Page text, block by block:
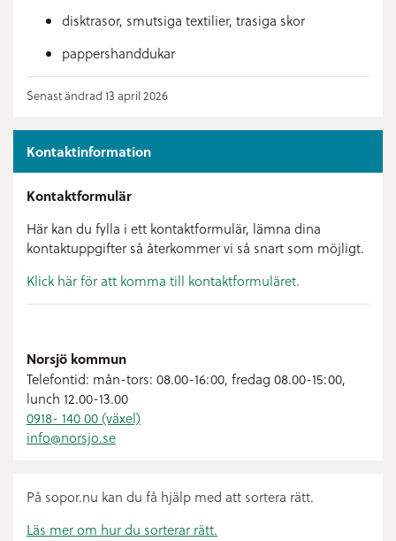
disktrasor, smutsiga textilier, trasiga skor
pappershanddukar
Senast ändrad 13 april 2026
Kontaktinformation
Kontaktformulär
Här kan du fylla i ett kontaktformulär, lämna dina
kontaktuppgifter så återkommer vi så snart som möjligt.
Klick här för att komma till kontaktformuläret.
Norsjö kommun
Telefontid: mån-tors: 08.00-16:00, fredag 08.00-15:00,
lunch 12.00-13.00
0918- 140 00 (växel)
info@norsjo.se
På sopor.nu kan du få hjälp med att sortera rätt.
Läs mer om hur du sorterar rätt.